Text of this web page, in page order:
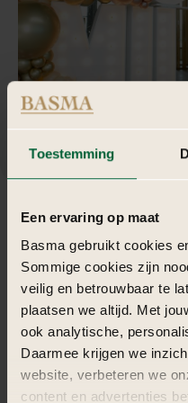
Toestemming
Een ervaring op maat
Basma gebruikt cookies
Sommige cookies zijn
veilig en betrouwbaar te
plaatsen we altijd. Met
ook analytische,
Daarmee krijgen we
website, verbeteren we
content en advertenties
Organisaties